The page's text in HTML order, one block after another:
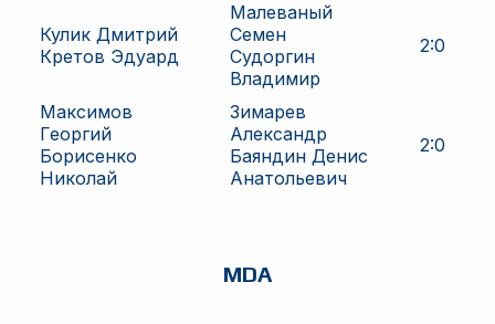
Кулик Дмитрий
Кретов Эдуард
Малеваный
Семен
Судоргин
Владимир
2:0
Максимов
Георгий
Борисенко
Николай
Зимарев
Александр
Баяндин Денис
Анатольевич
2:0
MDA